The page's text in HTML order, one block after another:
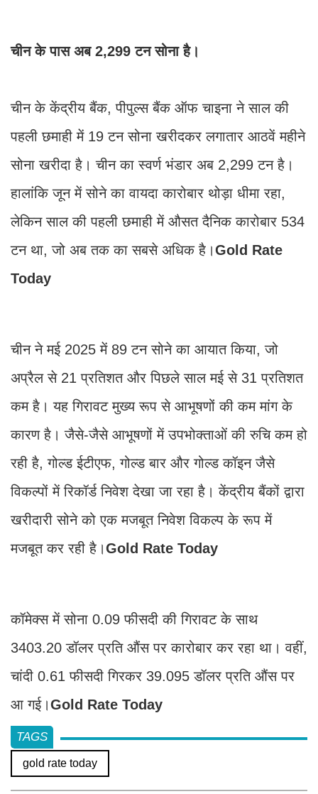
चीन के पास अब 2,299 टन सोना है।
चीन के केंद्रीय बैंक, पीपुल्स बैंक ऑफ चाइना ने साल की
पहली छमाही में 19 टन सोना खरीदकर लगातार आठवें महीने
सोना खरीदा है। चीन का स्वर्ण भंडार अब 2,299 टन है।
हालांकि जून में सोने का वायदा कारोबार थोड़ा धीमा रहा,
लेकिन साल की पहली छमाही में औसत दैनिक कारोबार 534
टन था, जो अब तक का सबसे अधिक है।Gold Rate
Today
चीन ने मई 2025 में 89 टन सोने का आयात किया, जो
अप्रैल से 21 प्रतिशत और पिछले साल मई से 31 प्रतिशत
कम है। यह गिरावट मुख्य रूप से आभूषणों की कम मांग के
कारण है। जैसे-जैसे आभूषणों में उपभोक्ताओं की रुचि कम हो
रही है, गोल्ड ईटीएफ, गोल्ड बार और गोल्ड कॉइन जैसे
विकल्पों में रिकॉर्ड निवेश देखा जा रहा है। केंद्रीय बैंकों द्वारा
खरीदारी सोने को एक मजबूत निवेश विकल्प के रूप में
मजबूत कर रही है।Gold Rate Today
कॉमेक्स में सोना 0.09 फीसदी की गिरावट के साथ
3403.20 डॉलर प्रति औंस पर कारोबार कर रहा था। वहीं,
चांदी 0.61 फीसदी गिरकर 39.095 डॉलर प्रति औंस पर
आ गई।Gold Rate Today
TAGS
gold rate today